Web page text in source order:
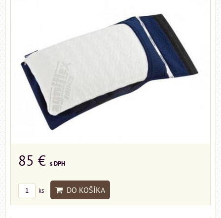
85 € s DPH
ks DO KOŠÍKA